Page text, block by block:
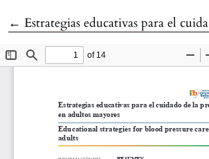
← Volver a los detalles del artículo
Estrategias educativas para el cuidado de la presión arterialen adultos mayores